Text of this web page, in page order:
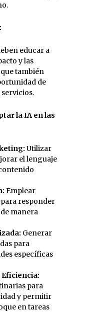
educar a
y las
también
de
la IA en las
Utilizar
el lenguaje
Emplear
responder
manera
Generar
para
específicas
para
y permitir
en tareas